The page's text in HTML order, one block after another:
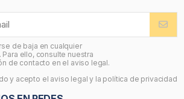
de baja en cualquier
Para ello, consulte nuestra
de contacto en el aviso legal.
y acepto el aviso legal y la política de privacidad